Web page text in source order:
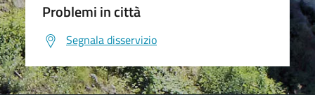
Problemi in città
Segnala disservizio